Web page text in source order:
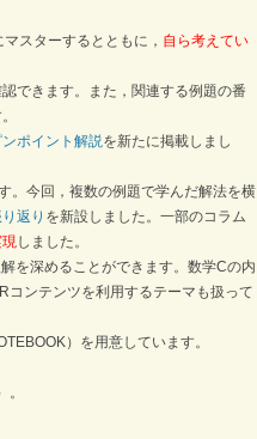
スターするとともに， 自ら考えてい
できます。また，関連する例題の番
ンポイント解説を新たに掲載しまし
。今回，複数の例題で学んだ解法を横
返り を新設しました。一部のコラム
しました。
を深めることができます。数学Cの内
コンテンツを利用するテーマも扱って
）を用意しています。